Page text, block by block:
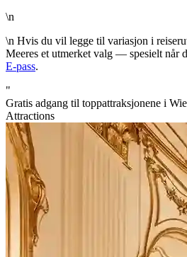
\n
\n Hvis du vil legge til variasjon i
Meeres et utmerket valg — spesielt når
E-pass.
"
Gratis adgang til toppattraksjonene i
Attractions